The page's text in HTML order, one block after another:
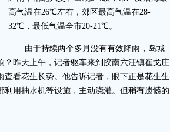
高气温在26℃左右，郊区最高气温在28-
32℃，最低气温全市20-21℃。
由于持续两个多月没有有效降雨，岛城
昨天上午，记者驱车来到胶南六汪镇崔戈庄
看花生长势。他告诉记者，眼下正是花生生
用抽水机等设施，主动浇灌。但稍有遗憾的